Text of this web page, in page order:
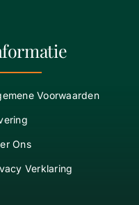
Voorwaarden
Ons
Verklaring